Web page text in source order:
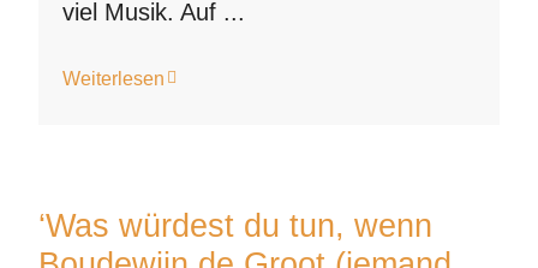
viel Musik. Auf ...
Weiterlesen
‘Was würdest du tun, wenn